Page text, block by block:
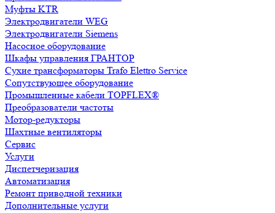
Муфты KTR
Электродвигатели WEG
Электродвигатели Siemens
Насосное оборудование
Шкафы управления ГРАНТОР
Сухие трансформаторы Trafo Elettro Service
Сопутствующее оборудование
Промышленные кабели TOPFLEX®
Преобразователи частоты
Мотор-редукторы
Шахтные вентиляторы
Сервис
Услуги
Диспетчеризация
Автоматизация
Ремонт приводной техники
Дополнительные услуги